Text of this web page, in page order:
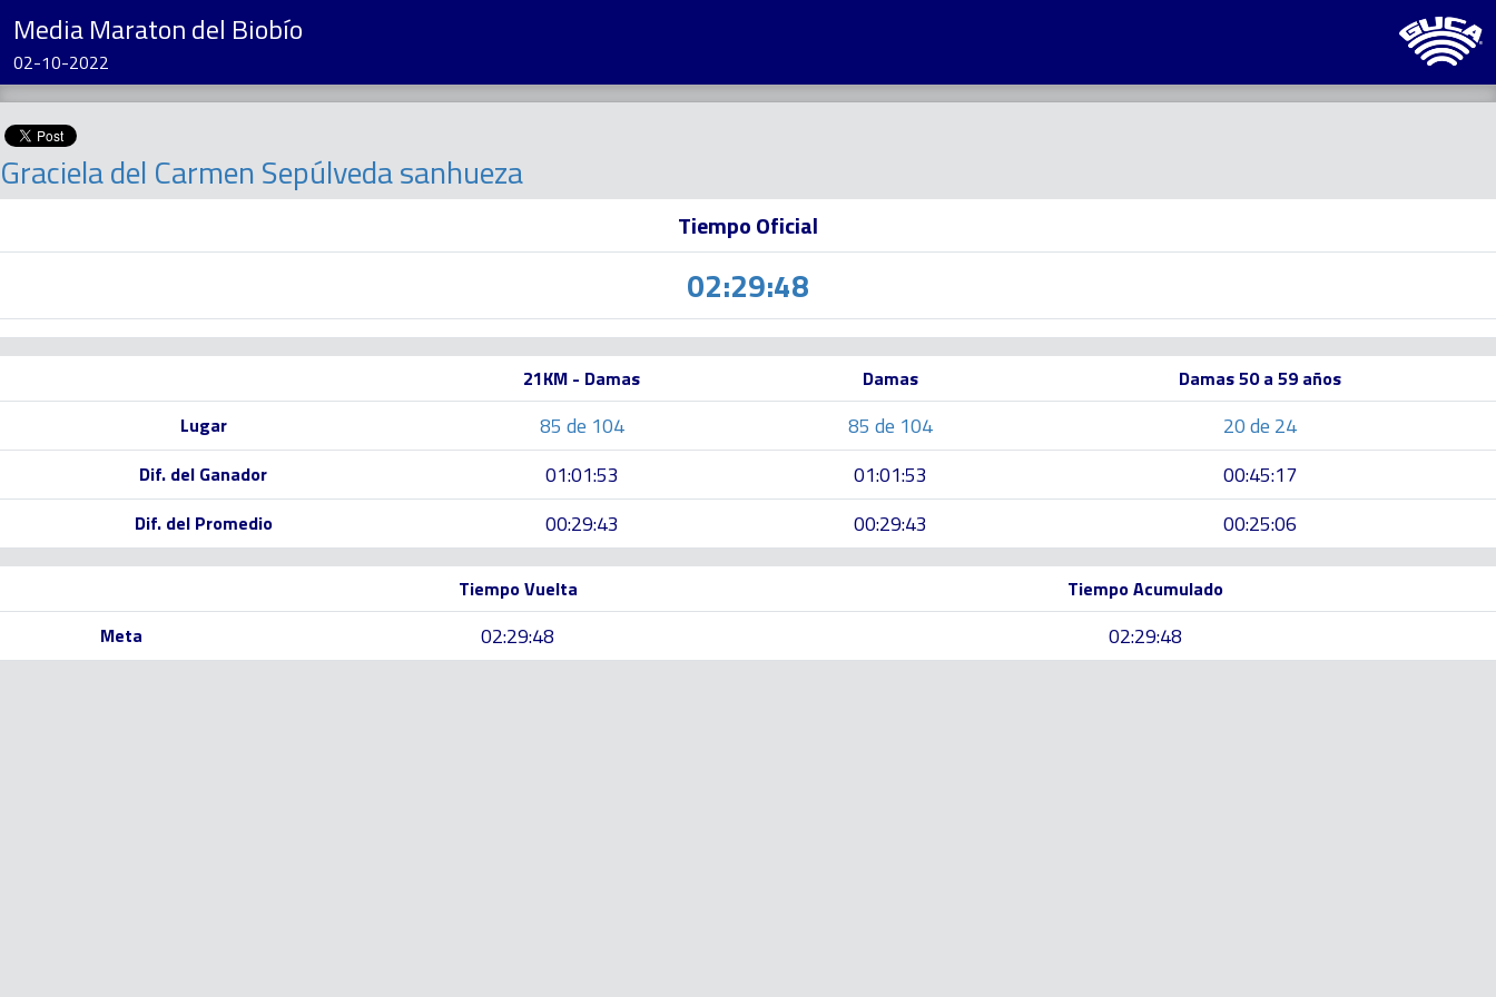
Media Maraton del Biobío
02-10-2022
Graciela del Carmen Sepúlveda sanhueza
Tiempo Oficial
02:29:48
21KM - Damas Damas
Damas 50 a 59 años
Lugar
85 de 104 85 de 104 20 de 24
Dif. del Ganador 01:01:53 01:01:53 00:45:17
Dif. del Promedio 00:29:43 00:29:43 00:25:06
Tiempo Vuelta
Tiempo Acumulado
Meta
02:29:48 02:29:48